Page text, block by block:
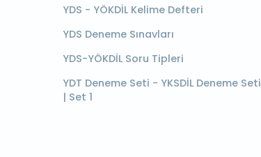
YDS - YÖKDİL Kelime Defteri
YDS Deneme Sınavları
YDS-YÖKDİL Soru Tipleri
YDT Deneme Seti - YKSDİL Deneme Seti
| Set 1